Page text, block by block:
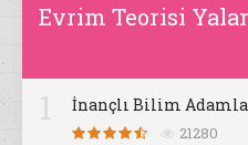
Evrim Teorisi
İnançlı Bilim
21280